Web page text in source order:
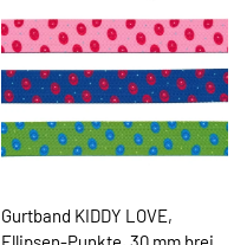
Gurtband KIDDY LOVE,